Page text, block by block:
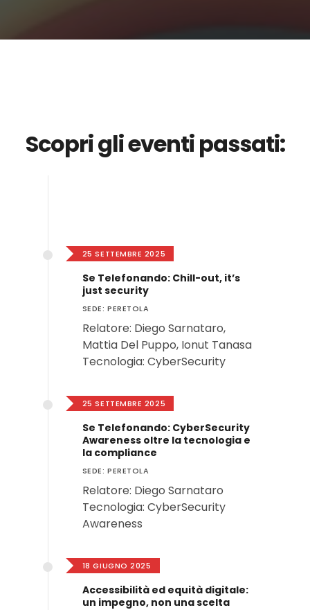
Scopri gli eventi passati:
25 SETTEMBRE 2025
Se Telefonando: Chill-out, it’s
just security
SEDE: PERETOLA
Relatore: Diego Sarnataro,
Mattia Del Puppo, Ionut Tanasa
Tecnologia: CyberSecurity
25 SETTEMBRE 2025
Se Telefonando: CyberSecurity
Awareness oltre la tecnologia e
la compliance
SEDE: PERETOLA
Relatore: Diego Sarnataro
Tecnologia: CyberSecurity
Awareness
18 GIUGNO 2025
Accessibilità ed equità digitale:
un impegno, non una scelta